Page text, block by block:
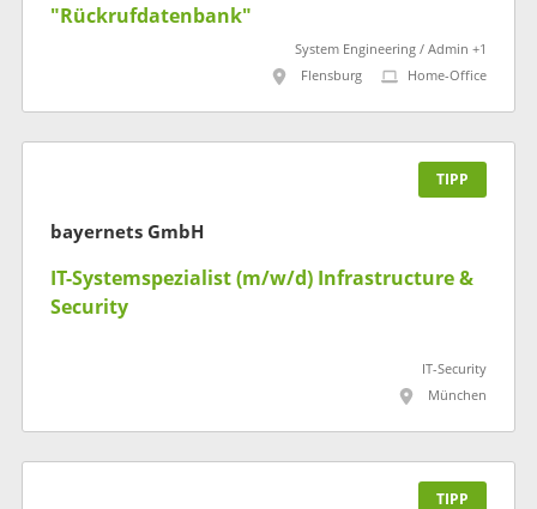
"Rückrufdatenbank"
System Engineering / Admin +1
Flensburg
Home-Office
TIPP
bayernets GmbH
IT-Systemspezialist (m/w/d) Infrastructure &
Security
IT-Security
München
TIPP